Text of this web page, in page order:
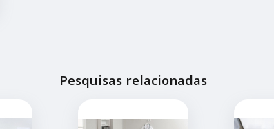
Pesquisas relacionadas